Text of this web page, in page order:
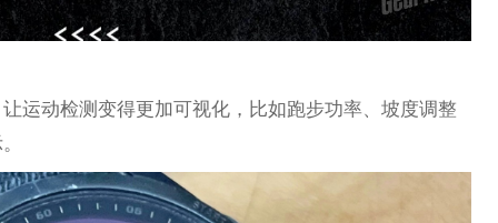
运动检测变得更加可视化，比如跑步功率、坡度调整